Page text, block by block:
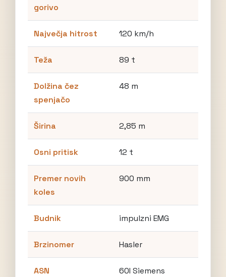
gorivo
Največja hitrost 120 km/h
Teža 89 t
Dolžina čez
spenjačo
48 m
Širina 2,85 m
Osni pritisk 12 t
Premer novih
koles
900 mm
Budnik impulzni EMG
Brzinomer Hasler
ASN 60I Siemens